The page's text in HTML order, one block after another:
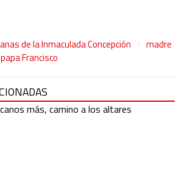
de la Inmaculada Concepción
madre
papa Francisco
más, camino a los altares